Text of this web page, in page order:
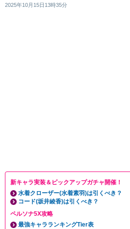
2025年10月15日13時35分
新キャラ実装＆ピックアップガチャ開催！
水着クローザー(水着素羽)は引くべき？
コード(坂井綾香)は引くべき？
ペルソナ5X攻略
最強キャラランキングTier表